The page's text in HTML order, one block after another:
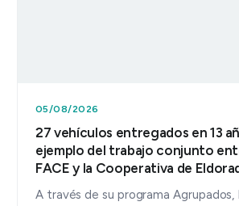
05/08/2026
27 vehículos entregados en 13
ejemplo del trabajo conjunto
FACE y la Cooperativa de
A través de su programa Agrupados,